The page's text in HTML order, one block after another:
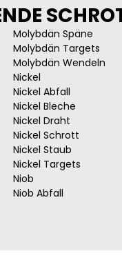
Molybdän Späne
Molybdän Targets
Molybdän Wendeln
Nickel
Nickel Abfall
Nickel Bleche
Nickel Draht
Nickel Schrott
Nickel Staub
Nickel Targets
Niob
Niob Abfall